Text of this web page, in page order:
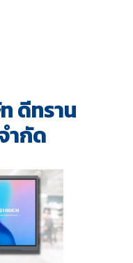
ดีทราน
ำกัด